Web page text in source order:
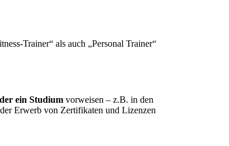
Trainer“ als auch „Personal Trainer“
ein Studium vorweisen – z.B. in den
Erwerb von Zertifikaten und Lizenzen